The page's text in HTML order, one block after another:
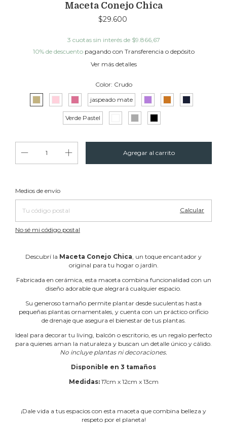
Maceta Conejo Chica
$29.600
3 cuotas sin interés de $9.866,67
10% de descuentopagando con Transferencia o depósito
Ver más detalles
Color: Crudo
jaspeado mate
Verde Pastel
Entregas para el CP:
Medios de envío
Calcular
No sé mi código postal
Descubrí la Maceta Conejo Chica, un toque encantador y
original para tu hogar o jardín.
Fabricada en cerámica, esta maceta combina funcionalidad con un
diseño adorable que alegrará cualquier espacio.
Su generoso tamaño permite plantar desde suculentas hasta
pequeñas plantas ornamentales, y cuenta con un práctico orificio
de drenaje que asegura el bienestar de tus plantas.
Ideal para decorar tu living, balcón o escritorio, es un regalo perfecto
para quienes aman la naturaleza y buscan un detalle único y cálido.
No incluye plantas ni decoraciones.
Disponible en 3 tamaños
Medidas:17cm x 12cm x 13cm
¡Dale vida a tus espacios con esta maceta que combina belleza y
respeto por el planeta!